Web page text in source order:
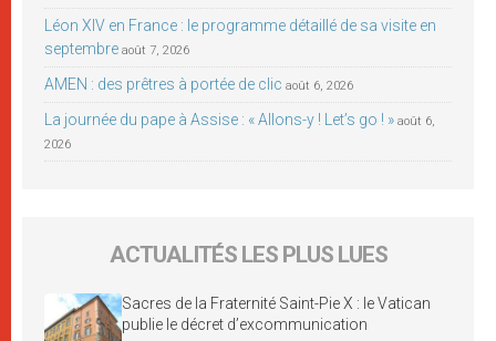
Léon XIV en France : le programme détaillé de sa visite en
septembre août 7, 2026
AMEN : des prêtres à portée de clic août 6, 2026
La journée du pape à Assise : « Allons-y ! Let’s go ! » août 6,
2026
ACTUALITÉS LES PLUS LUES
Sacres de la Fraternité Saint-Pie X : le Vatican
publie le décret d’excommunication